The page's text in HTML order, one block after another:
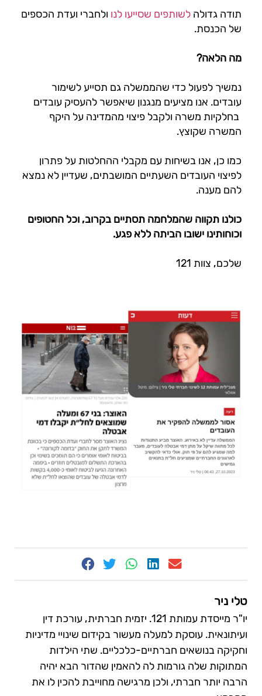
תודה גדולה לשותפים שסייעו לנו ולחברי ועדת הכספים
של הכנסת.
מה הלאה?
נמשיך לפעול כדי שהממשלה גם תסייע לשימור
עובדים. אנו מציעים מנגנון שיאפשר להעסיק עובדים
בחלקיות משרה ולקבל פיצוי מהמדינה על היקף
המשרה שקוצץ.
כמו כן, אנו בשיחות עם מקבלי ההחלטות על פתרון
לפיצוי העובדים השעתיים המושבתים, שעדיין לא נמצא
להם מענה.
כולנו תקווה שהמלחמה תסתיים בקרוב, וכל החטופים
וכוחותינו ישובו הביתה ללא פגע.
שלכם, צוות 121
טלי ניר
יו"ר מייסדת עמותת 121. יזמית חברתית, עורכת דין
ועיתונאית. עוסקת למעלה מעשור בקידום שינויי מדיניות
וחקיקה בנושאים חברתיים-כלכליים. שתי הילדות
המתוקות שלה גורמות לה להאמין שהדור הבא יהיה
הרבה יותר חברתי, ולכן מרגישה מחוייבת להכין לו את